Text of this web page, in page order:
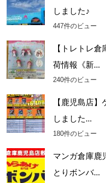
しました♪
447件のビュー
【トレトレ
荷情報《新...
240件のビュー
【鹿児島店
しました...
180件のビュー
マンガ倉庫
とりボンバ...